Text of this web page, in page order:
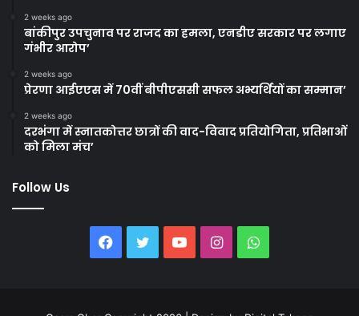
2 weeks ago
बांकीपुर उपचुनाव पर राजद का हमला, एनडीए सरकार पर लगाए
गंभीर आरोप’
2 weeks ago
प्रेरणा आईएएस में 70वीं बीपीएससी सफल अभ्यर्थियों का सम्मान’
2 weeks ago
दरभंगा में स्नातकोत्तर छात्रों की वाद-विवाद प्रतियोगिता, प्रतिभाओं
को मिला मंच’
Follow Us
Facebook
TwitterYouTubeInstagramWhatsApp